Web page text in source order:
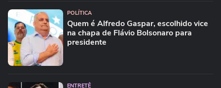
POLÍTICA
Quem é Alfredo Gaspar, escolhido vice
na chapa de Flávio Bolsonaro para
presidente
ENTRETÊ